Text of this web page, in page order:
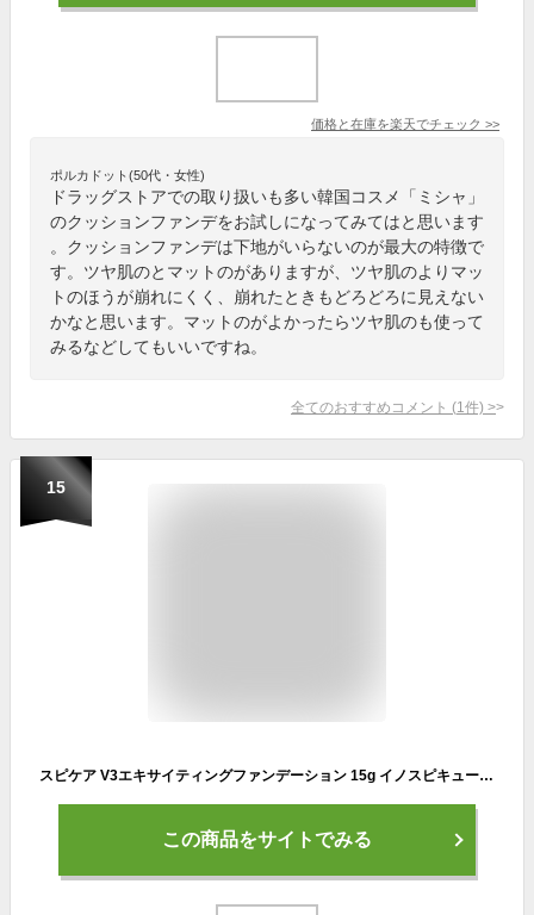
価格と在庫を楽天でチェック >>
ポルカドット(50代・女性)
ドラッグストアでの取り扱いも多い韓国コスメ「ミシャ」
のクッションファンデをお試しになってみてはと思います
。クッションファンデは下地がいらないのが最大の特徴で
す。ツヤ肌のとマットのがありますが、ツヤ肌のよりマッ
トのほうが崩れにくく、崩れたときもどろどろに見えない
かなと思います。マットのがよかったらツヤ肌のも使って
みるなどしてもいいですね。
全てのおすすめコメント (1 件) >
15
スピケア V3エキサイティングファンデーション 15g イノスピキュール 水光注射 オールインワンファンデーション SPICARE スピケア 天然針水光注射ファンデーション スキンケア 韓国化粧品 下地不要 リフトアップ ツヤ 透明感 ハリ
この商品をサイトでみる